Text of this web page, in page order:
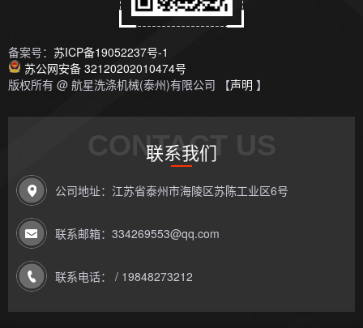
备案号： 苏ICP备19052237号-1
苏公网安备 32120202010474号
版权所有 @ 航星洗涤机械(泰州)有限公司 【声明 】
CONTACT US
联系我们
公司地址：江苏省泰州市海陵区苏陈工业区6号
联系邮箱：334269553@qq.com
联系电话： / 19848273212